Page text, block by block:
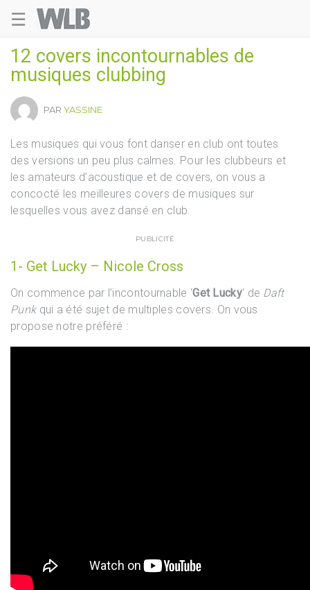
☰
12 covers incontournables de
musiques clubbing
PAR YASSINE
Les musiques qui vous font danser en club ont toutes
des versions un peu plus calmes. Pour les clubbeurs et
les amateurs d’acoustique et de covers, on vous a
concocté les meilleures covers de musiques sur
lesquelles vous avez dansé en club.
PUBLICITÉ
1- Get Lucky – Nicole Cross
On commence par l’incontournable ‘Get Lucky‘ de Daft
Punkqui a été sujet de multiples covers. On vous
propose notre préféré :